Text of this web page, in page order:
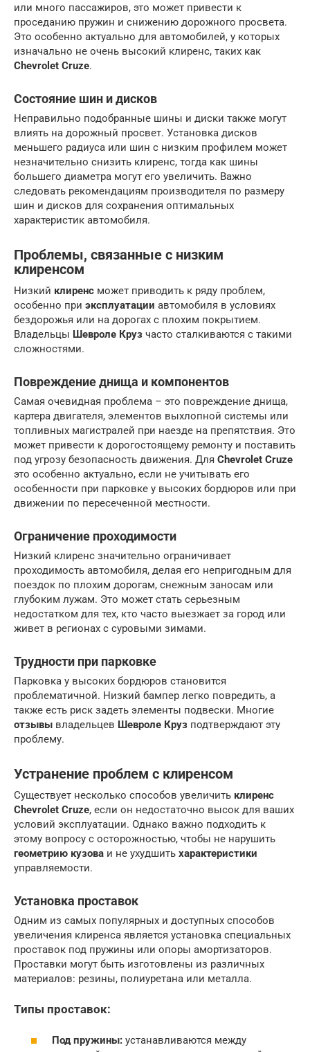
или много пассажиров, это может привести к
проседанию пружин и снижению дорожного просвета.
Это особенно актуально для автомобилей, у которых
изначально не очень высокий клиренс, таких как
Chevrolet Cruze.
Состояние шин и дисков
Неправильно подобранные шины и диски также могут
влиять на дорожный просвет. Установка дисков
меньшего радиуса или шин с низким профилем может
незначительно снизить клиренс, тогда как шины
большего диаметра могут его увеличить. Важно
следовать рекомендациям производителя по размеру
шин и дисков для сохранения оптимальных
характеристик автомобиля.
Проблемы, связанные с низким
клиренсом
Низкий клиренс может приводить к ряду проблем,
особенно при эксплуатации автомобиля в условиях
бездорожья или на дорогах с плохим покрытием.
Владельцы Шевроле Круз часто сталкиваются с такими
сложностями.
Повреждение днища и компонентов
Самая очевидная проблема – это повреждение днища,
картера двигателя, элементов выхлопной системы или
топливных магистралей при наезде на препятствия. Это
может привести к дорогостоящему ремонту и поставить
под угрозу безопасность движения. Для Chevrolet Cruze
это особенно актуально, если не учитывать его
особенности при парковке у высоких бордюров или при
движении по пересеченной местности.
Ограничение проходимости
Низкий клиренс значительно ограничивает
проходимость автомобиля, делая его непригодным для
поездок по плохим дорогам, снежным заносам или
глубоким лужам. Это может стать серьезным
недостатком для тех, кто часто выезжает за город или
живет в регионах с суровыми зимами.
Трудности при парковке
Парковка у высоких бордюров становится
проблематичной. Низкий бампер легко повредить, а
также есть риск задеть элементы подвески. Многие
отзывы владельцев Шевроле Круз подтверждают эту
проблему.
Устранение проблем с клиренсом
Существует несколько способов увеличить клиренс
Chevrolet Cruze, если он недостаточно высок для ваших
условий эксплуатации. Однако важно подходить к
этому вопросу с осторожностью, чтобы не нарушить
геометрию кузова и не ухудшить характеристики
управляемости.
Установка проставок
Одним из самых популярных и доступных способов
увеличения клиренса является установка специальных
проставок под пружины или опоры амортизаторов.
Проставки могут быть изготовлены из различных
материалов: резины, полиуретана или металла.
Типы проставок:
Под пружины: устанавливаются между